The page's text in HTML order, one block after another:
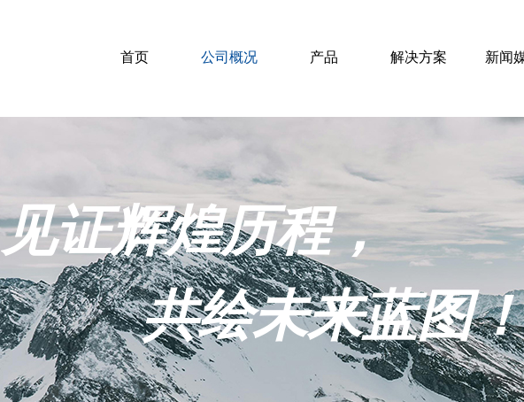
首页 公司概况 产品 解决方案 新闻
见证辉煌历程，
共绘未来蓝图